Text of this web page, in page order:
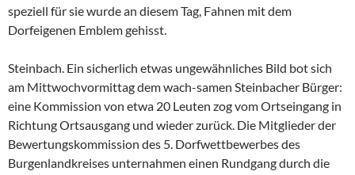
speziell für sie wurde an diesem Tag, Fahnen mit dem
Dorfeigenen Emblem gehisst.
Steinbach. Ein sicherlich etwas ungewähnliches Bild bot sich
am Mittwochvormittag dem wach-samen Steinbacher Bürger:
eine Kommission von etwa 20 Leuten zog vom Ortseingang in
Richtung Ortsausgang und wieder zurück. Die Mitglieder der
Bewertungskommission des 5. Dorfwettbewerbes des
Burgenlandkreises unternahmen einen Rundgang durch die